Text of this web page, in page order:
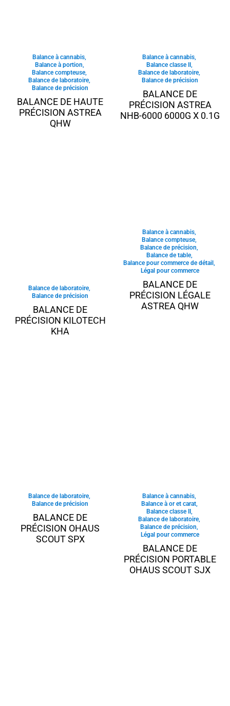
Balance à cannabis,
Balance à portion,
Balance compteuse,
Balance de laboratoire,
Balance de précision
BALANCE DE HAUTE
PRÉCISION ASTREA
QHW
Balance à cannabis,
Balance classe II ,
Balance de laboratoire,
Balance de précision
BALANCE DE
PRÉCISION ASTREA
NHB-6000 6000G X 0.1G
Balance de laboratoire,
Balance de précision
BALANCE DE
PRÉCISION KILOTECH
KHA
Balance à cannabis
Balance compteuse,
Balance de précision
Balance de table,
Balance pour commerce de détail
Légal pour commerce
BALANCE DE
PRÉCISION LÉGALE
ASTREA QHW
Balance de laboratoire,
Balance de précision
BALANCE DE
PRÉCISION OHAUS
SCOUT SPX
Balance à cannabis,
Balance à or et carat,
Balance classe II ,
Balance de laboratoire,
Balance de précision,
Légal pour commerce
BALANCE DE
PRÉCISION PORTABLE
OHAUS SCOUT SJX